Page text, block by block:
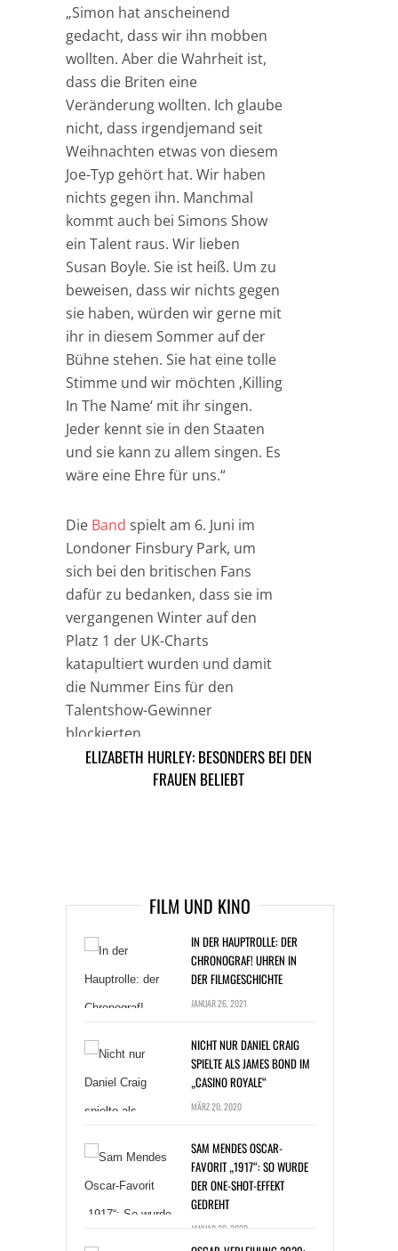
„Simon hat anscheinend
gedacht, dass wir ihn mobben
wollten. Aber die Wahrheit ist,
dass die Briten eine
Veränderung wollten. Ich glaube
nicht, dass irgendjemand seit
Weihnachten etwas von diesem
Joe-Typ gehört hat. Wir haben
nichts gegen ihn. Manchmal
kommt auch bei Simons Show
ein Talent raus. Wir lieben
Susan Boyle. Sie ist heiß. Um zu
beweisen, dass wir nichts gegen
sie haben, würden wir gerne mit
ihr in diesem Sommer auf der
Bühne stehen. Sie hat eine tolle
Stimme und wir möchten ‚Killing
In The Name‘ mit ihr singen.
Jeder kennt sie in den Staaten
und sie kann zu allem singen. Es
wäre eine Ehre für uns.“
Die Band spielt am 6. Juni im
Londoner Finsbury Park, um
sich bei den britischen Fans
dafür zu bedanken, dass sie im
vergangenen Winter auf den
Platz 1 der UK-Charts
katapultiert wurden und damit
die Nummer Eins für den
Talentshow-Gewinner
blockierten.
MUSIK NEWS SUSAN BOYLE
HEATHER MILLS VON NANNY VERKLAGT
ELIZABETH HURLEY: BESONDERS BEI DEN
FRAUEN BELIEBT
FILM UND KINO
IN DER HAUPTROLLE: DER
CHRONOGRAF! UHREN IN
DER FILMGESCHICHTE
JANUAR 26, 2021
SPIELTE ALS JAMES BOND IM
„CASINO ROYALE“
MÄRZ 20, 2020
FAVORIT „1917“: SO WURDE
DER ONE-SHOT-EFFEKT
GEDREHT
JANUAR 20, 2020
OSCAR-VERLEIHUNG 2020:
DER „JOKER“ IST FAVORIT,